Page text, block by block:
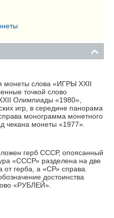
монеты слова «ИГРЫ XXII
точкой слово
Олимпиады «1980»,
игр, в середине панорама
монограмма монетного
чекана монеты «1977».
герб СССР, опоясанный
«СССР» разделена на две
герба, а «СР» справа.
достоинства
«РУБЛЕЙ».